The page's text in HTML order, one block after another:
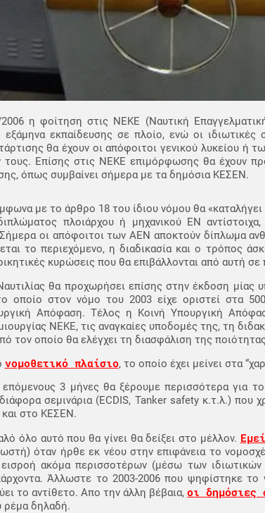
η φοίτηση στις ΝΕΚΕ (Ναυτική
εξάμηνα εκπαίδευσης σε πλοίο, ενώ οι
θα έχουν οι απόφοιτοι γενικού λυκείου ή
Επίσης στις ΝΕΚΕ επιμόρφωσης θα έχουν
όπως συμβαίνει σήμερα με τα δημόσια ΚΕΣΕΝ.
με το άρθρο 18 του ίδιου νόμου θα
πλοιάρχου ή μηχανικού ΕΝ
οι απόφοιτοι των ΑΕΝ αποκτούν δίπλωμα
το περιεχόμενο, η διαδικασία και ο τρόπος
κυρώσεις που θα επιβάλλονται από αυτή
θα προχωρήσει επίσης στην έκδοση μίας
οποίο στον νόμο του 2003 είχε οριστεί στα
Απόφαση. Τέλος η Κοινή Υπουργική
ΝΕΚΕ, τις αναγκαίες υποδομές της, τη
τον οποίο θα ελέγχει τη διασφάλιση της
νομοθετικό πλαίσιο, το οποίο έχει μείνει στα
3 μήνες θα ξέρουμε περισσότερα για
σεμινάρια (ECDIS, Tanker safety κ.τ.λ.) που
και στο ΚΕΣΕΝ.
όλο αυτό που θα γίνει θα δείξει στο μέλλον.
όταν ήρθε εκ νέου στην επιφάνεια το
ακόμα περισσοτέρων (μέσω των
Άλλωστε το 2003-2006 που ψηφίστηκε το
το αντίθετο. Απο την άλλη βέβαια,οι δημόσιες
ρέμα δηλαδή.